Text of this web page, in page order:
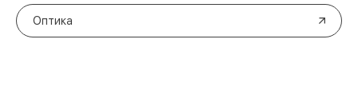
Оптика